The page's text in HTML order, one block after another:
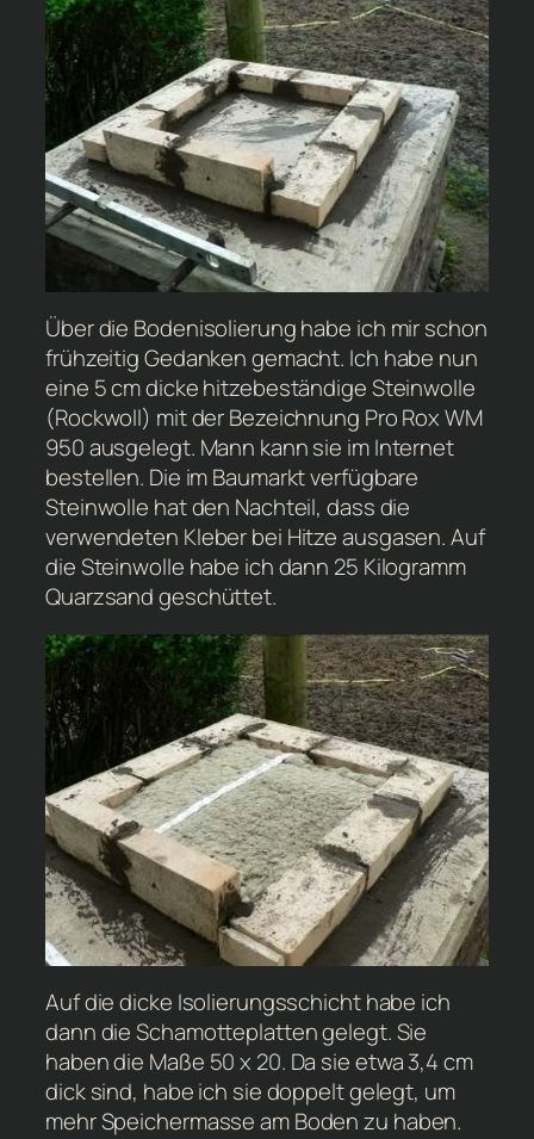
Über die Bodenisolierung habe ich mir schon
frühzeitig Gedanken gemacht. Ich habe nun
eine 5 cm dicke hitzebeständige Steinwolle
(Rockwoll) mit der Bezeichnung Pro Rox WM
950 ausgelegt. Mann kann sie im Internet
bestellen. Die im Baumarkt verfügbare
Steinwolle hat den Nachteil, dass die
verwendeten Kleber bei Hitze ausgasen. Auf
die Steinwolle habe ich dann 25 Kilogramm
Quarzsand geschüttet.
Auf die dicke Isolierungsschicht habe ich
dann die Schamotteplatten gelegt. Sie
haben die Maße 50 x 20. Da sie etwa 3,4 cm
dick sind, habe ich sie doppelt gelegt, um
mehr Speichermasse am Boden zu haben.